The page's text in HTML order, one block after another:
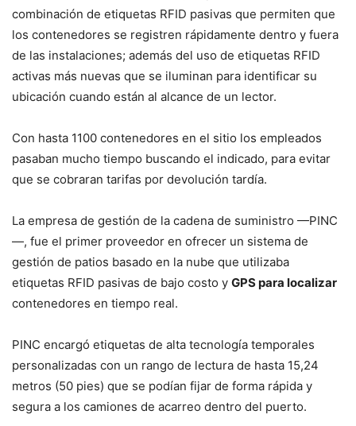
combinación de etiquetas RFID pasivas que permiten que
los contenedores se registren rápidamente dentro y fuera
de las instalaciones; además del uso de etiquetas RFID
activas más nuevas que se iluminan para identificar su
ubicación cuando están al alcance de un lector.
Con hasta 1100 contenedores en el sitio los empleados
pasaban mucho tiempo buscando el indicado, para evitar
que se cobraran tarifas por devolución tardía.
La empresa de gestión de la cadena de suministro —PINC
—, fue el primer proveedor en ofrecer un sistema de
gestión de patios basado en la nube que utilizaba
etiquetas RFID pasivas de bajo costo y GPS para localizar
contenedores en tiempo real.
PINC encargó etiquetas de alta tecnología temporales
personalizadas con un rango de lectura de hasta 15,24
metros (50 pies) que se podían fijar de forma rápida y
segura a los camiones de acarreo dentro del puerto.